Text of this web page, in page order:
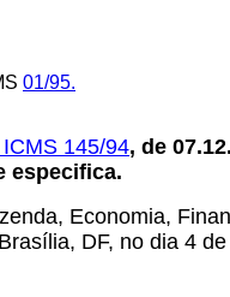
01/95.
145/94, de
especifica.
Economia,
DF, no dia 4